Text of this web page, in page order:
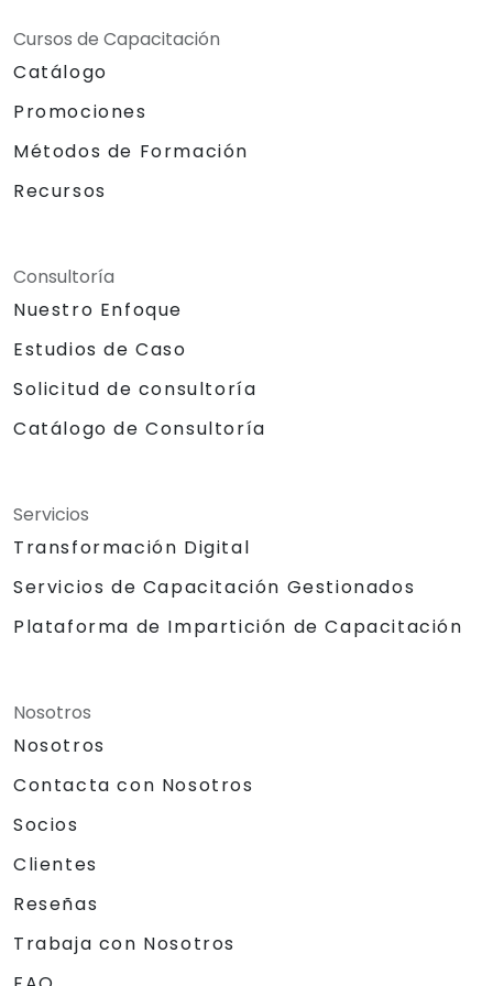
Cursos de Capacitación
Catálogo
Promociones
Métodos de Formación
Recursos
Consultoría
Nuestro Enfoque
Estudios de Caso
Solicitud de consultoría
Catálogo de Consultoría
Servicios
Transformación Digital
Servicios de Capacitación Gestionados
Plataforma de Impartición de Capacitación
Nosotros
Nosotros
Contacta con Nosotros
Socios
Clientes
Reseñas
Trabaja con Nosotros